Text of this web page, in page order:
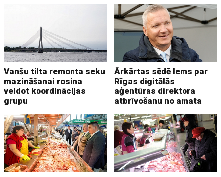
Vanšu tilta remonta seku
mazināšanai rosina
veidot koordinācijas
grupu
Ārkārtas sēdē lems par
Rīgas digitālās
aģentūras direktora
atbrīvošanu no amata